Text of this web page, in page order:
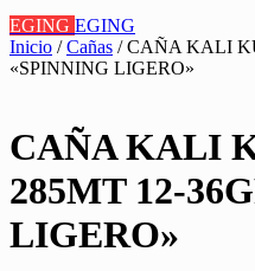
EGING EGING
Inicio /Cañas / CAÑA KALI
«SPINNING LIGERO»
CAÑA KALI
285MT 12-
LIGERO»